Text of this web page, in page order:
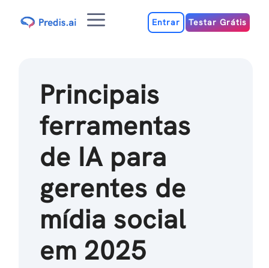
para
MenuEntrar Testar Grátis
Principais
ferramentas
de IA para
gerentes de
mídia social
em 2025